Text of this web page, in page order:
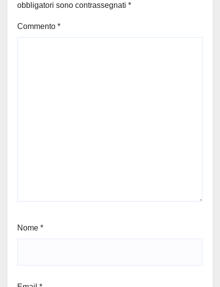
obbligatori sono contrassegnati *
Commento *
Nome *